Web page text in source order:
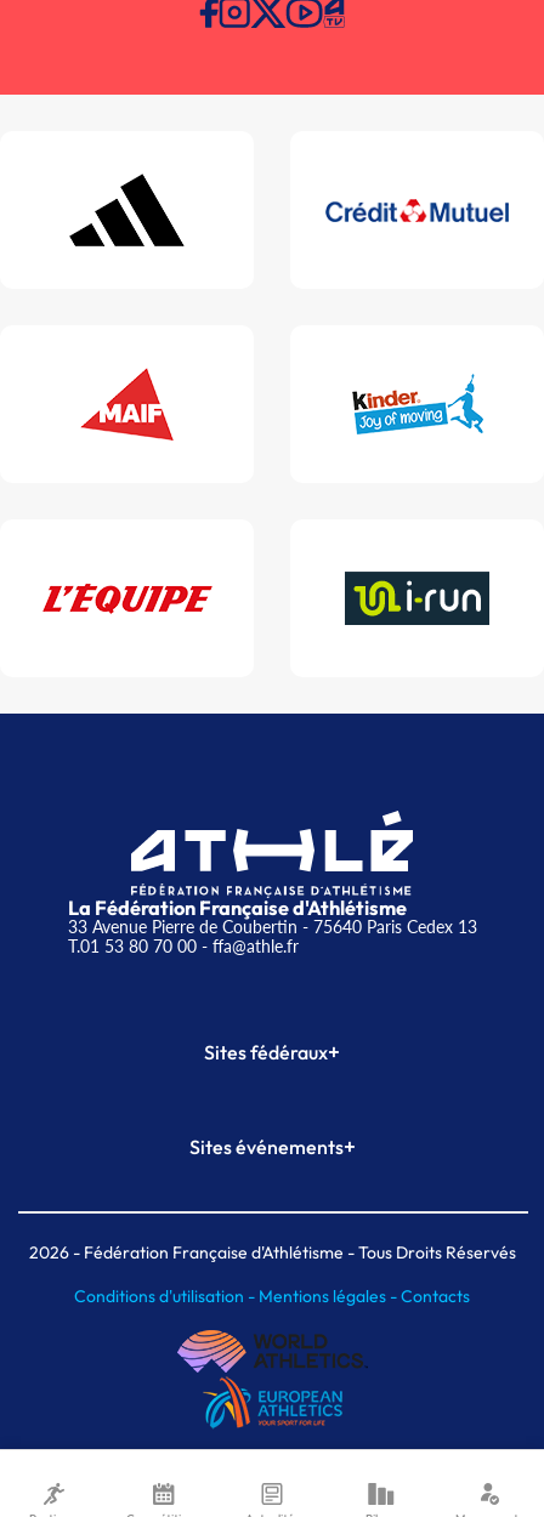
La Fédération Française d'Athlétisme
33 Avenue Pierre de Coubertin - 75640 Paris Cedex 13
T.01 53 80 70 00- ffa@athle.fr
Sites fédéraux+
Plateforme Formation
Sites événements+
Meeting de Paris indoor
MAIF Ekiden de Paris
2026- Fédération Française d'Athlétisme - Tous Droits Réservés
Conditions d'utilisation - Mentions légales -Contacts